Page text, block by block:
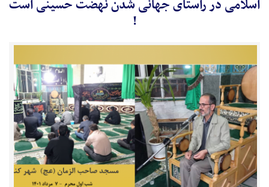
اسلامی در راستای جهانی شدن نهضت حسینی است
!